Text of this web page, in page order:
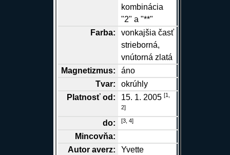
kombinácia
"2" a "**"
Farba:
vonkajšia časť
strieborná,
vnútorná zlatá
Magnetizmus:
áno
Tvar:
okrúhly
Platnosť od:
15. 1. 2005[1,
2]
do: [3, 4]
Mincovňa:
Autor averz:
Yvette